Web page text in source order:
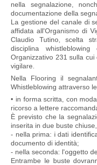
nella segnalazione,
documentazione della
La gestione del canale di
affidata all'Organismo di
Claudio Tutino, scelta
disciplina
Organizzativo 231 sulla
vigilare.
Nella Flooring il
Whistleblowing attraverso
• in forma scritta, con
ricorso a lettere
È previsto che la
inserita in due buste
- nella prima: i dati
documento di identità;
- nella seconda: l'oggetto
Entrambe le buste